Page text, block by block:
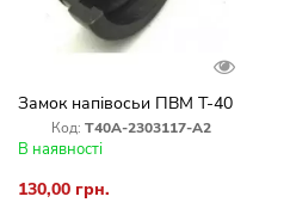
Замок напівосьи ПВМ Т-40
Код: Т40А-2303117-А2
В наявності
130,00 грн.